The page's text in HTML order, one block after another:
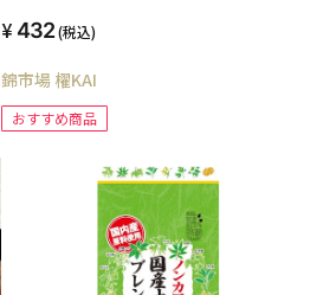
432(税込)
錦市場 櫂KAI
おすすめ商品